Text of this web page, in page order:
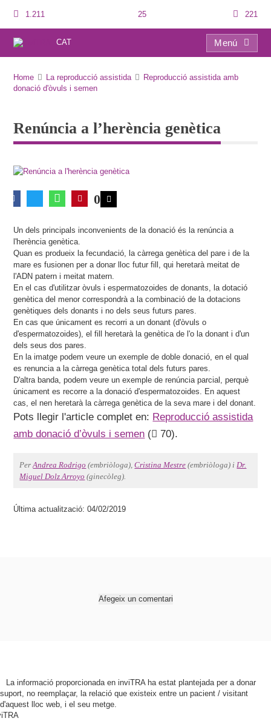
1.211 25 221
CAT
Menú
Home La reproducció assistida
Reproducció assistida amb
donació d'òvuls i semen
Renúncia a l’herència genètica
0
Un dels principals inconvenients de la donació és la renúncia a
l'herència genètica.
Quan es produeix la fecundació, la càrrega genètica del pare i de la
mare es fusionen per a donar lloc futur fill, qui heretarà meitat de
l'ADN patern i meitat matern.
En el cas d'utilitzar òvuls i espermatozoides de donants, la dotació
genètica del menor correspondrà a la combinació de la dotacions
genètiques dels donants i no dels seus futurs pares.
En cas que únicament es recorri a un donant (d'òvuls o
d'espermatozoides), el fill heretarà la genètica de l'o la donant i d'un
dels seus dos pares.
En la imatge podem veure un exemple de doble donació, en el qual
es renuncia a la càrrega genètica total dels futurs pares.
D'altra banda, podem veure un exemple de renúncia parcial, perquè
únicament es recorre a la donació d'espermatozoides. En aquest
cas, el nen heretarà la càrrega genètica de la seva mare i del donant.
Pots llegir l'article complet en: Reproducció assistida
amb donació d’òvuls i semen ( 70).
PerAndrea Rodrigo (embriòloga),Cristina Mestre (embriòloga) iDr.
Miguel Dolz Arroyo (ginecòleg).
Última actualització: 04/02/2019
Afegeix un comentari
La informació proporcionada en inviTRA ha estat plantejada per a donar
suport, no reemplaçar, la relació que existeix entre un pacient / visitant
d'aquest lloc web, i el seu metge.